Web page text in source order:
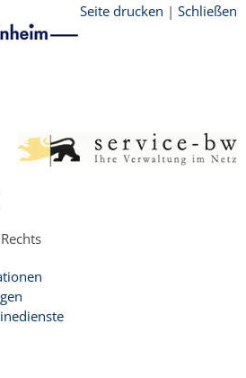
Seite drucken | Schließen